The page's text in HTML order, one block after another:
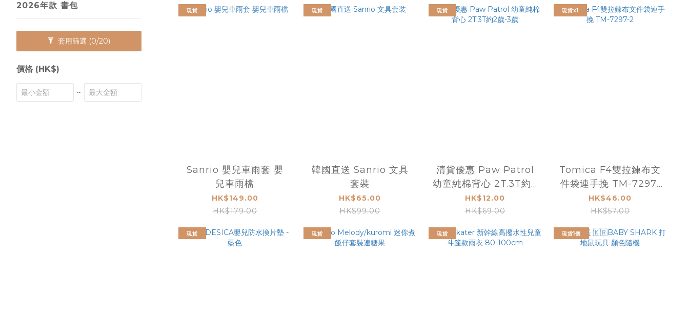
2026年款 書包
套用篩選 (0/20)
價格 (HK$)
~
現貨
Sanrio 嬰兒車雨套 嬰
兒車雨檔
HK$149.00
HK$179.00
現貨
韓國直送 Sanrio 文具
套裝
HK$65.00
HK$99.00
現貨
清貨優惠 Paw Patrol
幼童純棉背心 2T.3T約2
歲-3歲
HK$12.00
HK$69.00
現貨x1
Tomica F4雙拉鍊布文
件袋連手挽 TM-7297-
2
HK$46.00
HK$57.00
現貨 現貨 現貨 現貨1個